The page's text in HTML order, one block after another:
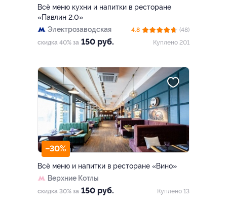
Всё меню кухни и напитки в ресторане
«Павлин 2.0»
Электрозаводская
скидка 40% за 150 руб.
4.8
(48)
Куплено 201
–30%
Всё меню и напитки в ресторане «Вино»
Верхние Котлы
скидка 30% за 150 руб. Куплено 13